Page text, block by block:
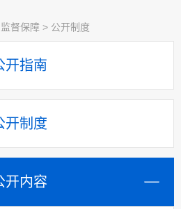
监督保障 > 公开制度
开指南
开制度
开内容